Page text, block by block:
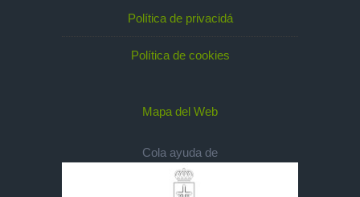
Política de privacidá
Política de cookies
Mapa del Web
Cola ayuda de